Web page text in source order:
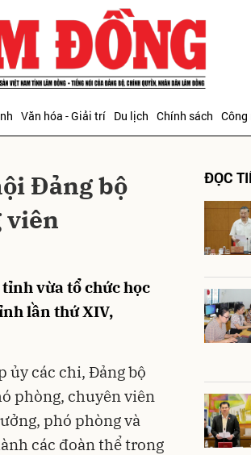
Văn hóa - Giải trí Du lịch Chính sách Công
Đảng bộ
viên
vừa tổ chức học
lần thứ XIV,
ủy các chi, Đảng bộ
phòng, chuyên viên
phó phòng và
các đoàn thể trong
ĐỌC